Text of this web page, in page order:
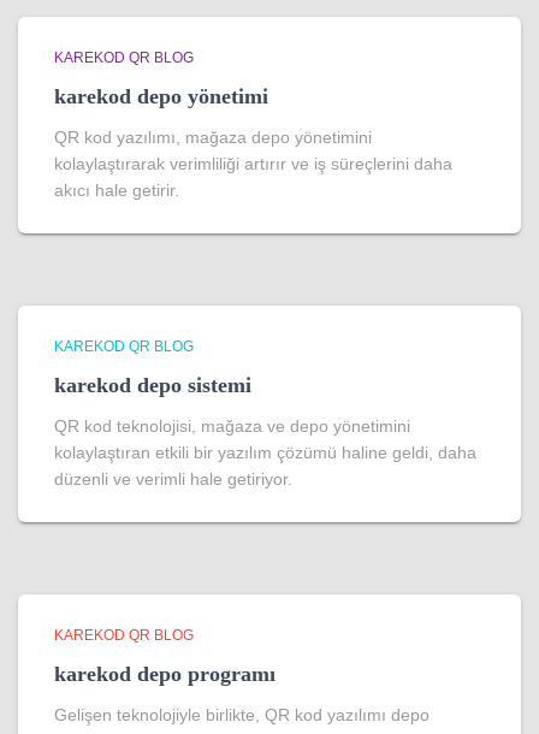
KAREKOD QR BLOG
karekod depo yönetimi
QR kod yazılımı, mağaza depo yönetimini
kolaylaştırarak verimliliği artırır ve iş süreçlerini daha
akıcı hale getirir.
KAREKOD QR BLOG
karekod depo sistemi
QR kod teknolojisi, mağaza ve depo yönetimini
kolaylaştıran etkili bir yazılım çözümü haline geldi, daha
düzenli ve verimli hale getiriyor.
KAREKOD QR BLOG
karekod depo programı
Gelişen teknolojiyle birlikte, QR kod yazılımı depo